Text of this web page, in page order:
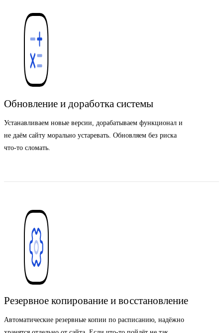
Обновление и доработка системы
Устанавливаем новые версии, дорабатываем функционал и
не даём сайту морально устаревать. Обновляем без риска
что-то сломать.
Резервное копирование и восстановление
Автоматические резервные копии по расписанию, надёжно